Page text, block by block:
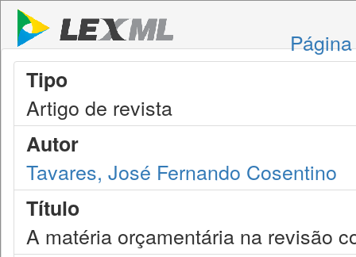
Tipo
Artigo de revista
Autor
Tavares, José Fernando Cosentino
Título
A matéria orçamentária na revisão